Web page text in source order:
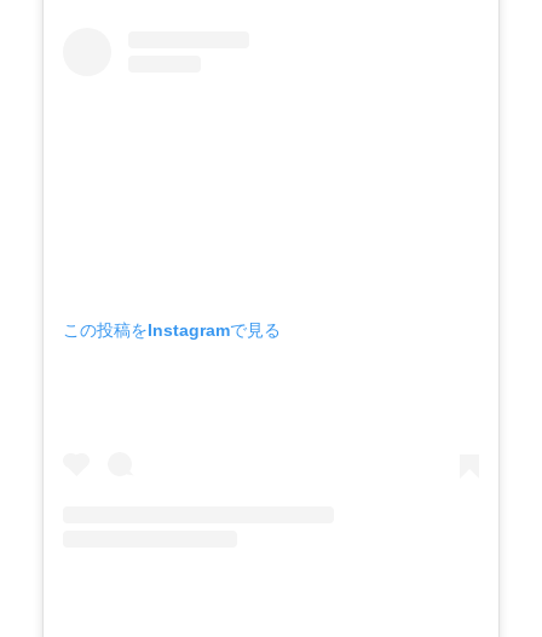
この投稿をInstagramで見る